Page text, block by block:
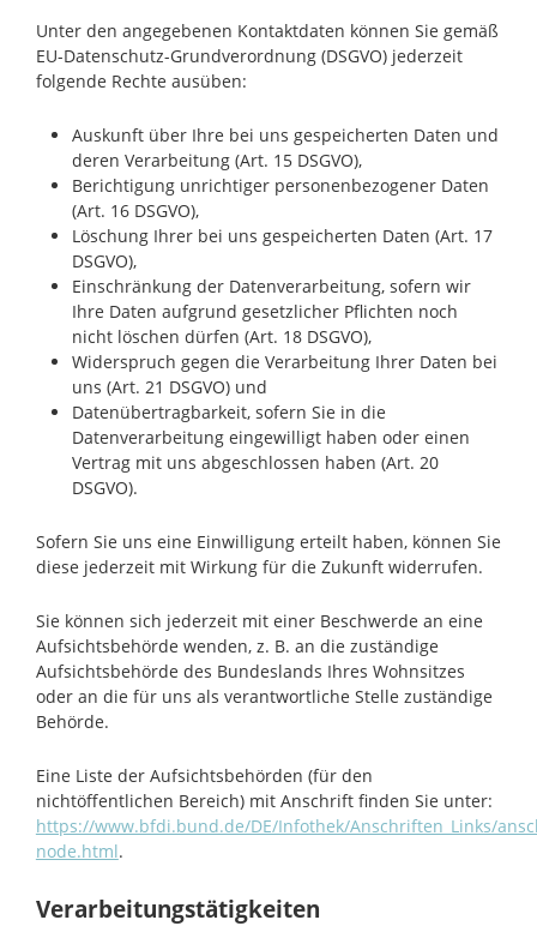
Unter den angegebenen Kontaktdaten können Sie gemäß
EU-Datenschutz-Grundverordnung (DSGVO) jederzeit
folgende Rechte ausüben:
Auskunft über Ihre bei uns gespeicherten Daten und
deren Verarbeitung (Art. 15 DSGVO),
Berichtigung unrichtiger personenbezogener Daten
(Art. 16 DSGVO),
Löschung Ihrer bei uns gespeicherten Daten (Art. 17
DSGVO),
Einschränkung der Datenverarbeitung, sofern wir
Ihre Daten aufgrund gesetzlicher Pflichten noch
nicht löschen dürfen (Art. 18 DSGVO),
Widerspruch gegen die Verarbeitung Ihrer Daten bei
uns (Art. 21 DSGVO) und
Datenübertragbarkeit, sofern Sie in die
Datenverarbeitung eingewilligt haben oder einen
Vertrag mit uns abgeschlossen haben (Art. 20
DSGVO).
Sofern Sie uns eine Einwilligung erteilt haben, können Sie
diese jederzeit mit Wirkung für die Zukunft widerrufen.
Sie können sich jederzeit mit einer Beschwerde an eine
Aufsichtsbehörde wenden, z. B. an die zuständige
Aufsichtsbehörde des Bundeslands Ihres Wohnsitzes
oder an die für uns als verantwortliche Stelle zuständige
Behörde.
Eine Liste der Aufsichtsbehörden (für den
nichtöffentlichen Bereich) mit Anschrift finden Sie unter:
https://www.bfdi.bund.de/DE/Infothek/Anschriften_Links/
node.html.
Verarbeitungstätigkeiten